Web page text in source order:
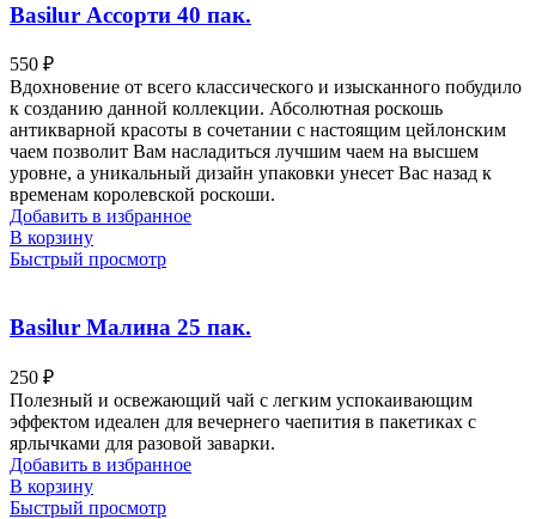
Basilur Ассорти 40 пак.
550 ₽
Вдохновение от всего классического и изысканного побудило
к созданию данной коллекции. Абсолютная роскошь
антикварной красоты в сочетании с настоящим цейлонским
чаем позволит Вам насладиться лучшим чаем на высшем
уровне, а уникальный дизайн упаковки унесет Вас назад к
временам королевской роскоши.
Добавить в избранное
В корзину
Быстрый просмотр
Basilur Малина 25 пак.
250 ₽
Полезный и освежающий чай с легким успокаивающим
эффектом идеален для вечернего чаепития в пакетиках с
ярлычками для разовой заварки.
Добавить в избранное
В корзину
Быстрый просмотр